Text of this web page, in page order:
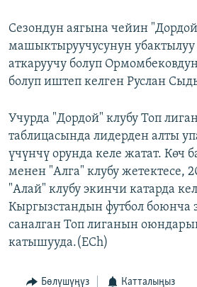
Сезондун аягына чейин
машыктыруучусунун
аткаруучу болуп
болуп иштеп келген Руслан
​Учурда "Дордой" клубу Топ
таблицасында лидерден алты
үчүнчү орунда келе жатат. Көч
менен "Алга" клубу жетектесе,
"Алай" клубу экинчи катарда
Кыргызстандын футбол боюнча
саналган Топ лиганын
катышууда.(ECh)
Бөлүшүңүз Катталыңыз